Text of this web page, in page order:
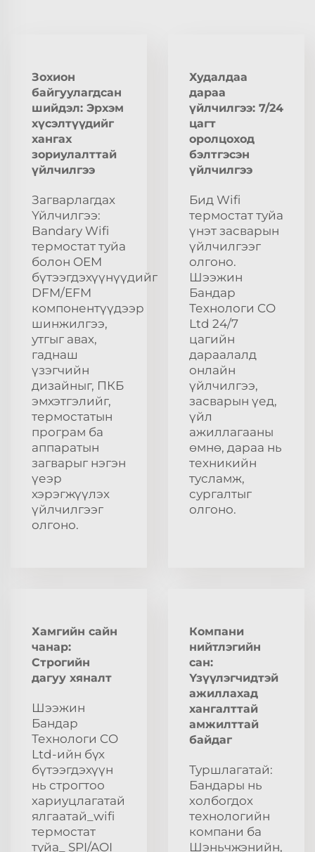
Зохион
байгуулагдсан
шийдэл: Эрхэм
хүсэлтүүдийг
хангах
зориулалттай
үйлчилгээ
Загварлагдах
Үйлчилгээ:
Bandary Wifi
термостат туйа
болон OEM
бүтээгдэхүүнүүдийг
DFM/EFM
компонентүүдээр
шинжилгээ,
утгыг авах,
гаднаш
үзэгчийн
дизайныг, ПКБ
эмхэтгэлийг,
термостатын
програм ба
аппаратын
загварыг нэгэн
үеэр
хэрэгжүүлэх
үйлчилгээг
олгоно.
Худалдаа
дараа
үйлчилгээ: 7/24
цагт
оролцоход
бэлтгэсэн
үйлчилгээ
Бид Wifi
термостат туйа
үнэт засварын
үйлчилгээг
олгоно.
Шээжин
Бандар
Технологи CO
Ltd 24/7
цагийн
дараалалд
онлайн
үйлчилгээ,
засварын үед,
үйл
ажиллагааны
өмнө, дараа нь
техникийн
тусламж,
сургалтыг
олгоно.
Хамгийн сайн
чанар:
Строгийн
дагуу хяналт
Шээжин
Бандар
Технологи CO
Ltd-ийн бүх
бүтээгдэхүүн
нь строгтоо
хариуцлагатай
ялгаатай_wifi
термостат
туйа_ SPI/AOI
Компани
нийтлэгийн
сан:
Үзүүлэгчидтэй
ажиллахад
хангалттай
амжилттай
байдаг
Туршлагатай:
Бандары нь
холбогдох
технологийн
компани ба
Шэньчжэнийн,